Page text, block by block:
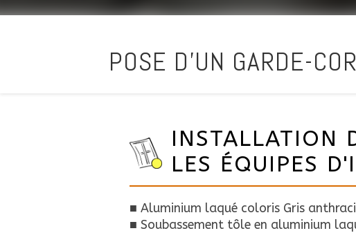
POSE D'UN GARDE-
INSTALLATION
LES ÉQUIPES
■ Aluminium laqué coloris Gris
■ Soubassement tôle en aluminium